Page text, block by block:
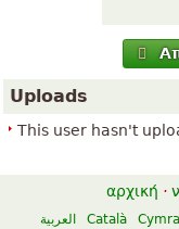
Uploads
This user hasn't
αρχική ·
العربية Català